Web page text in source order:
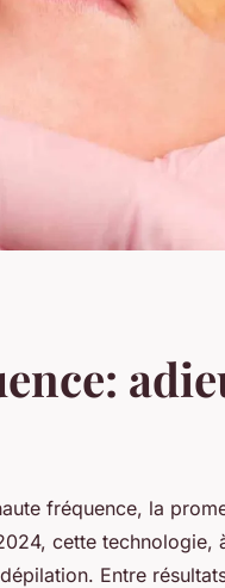
fréquence, la
cette technologie,
Entre